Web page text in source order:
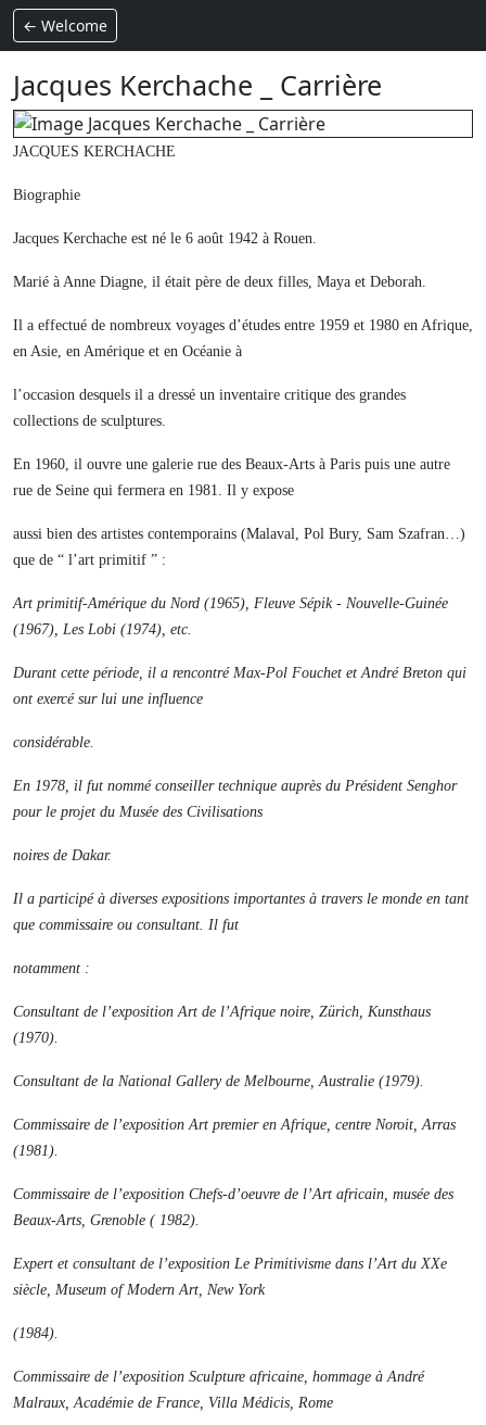
← Welcome
Jacques Kerchache _ Carrière
JACQUES KERCHACHE
Biographie
Jacques Kerchache est né le 6 août 1942 à Rouen.
Marié à Anne Diagne, il était père de deux filles, Maya et Deborah.
Il a effectué de nombreux voyages d’études entre 1959 et 1980 en Afrique,
en Asie, en Amérique et en Océanie à
l’occasion desquels il a dressé un inventaire critique des grandes
collections de sculptures.
En 1960, il ouvre une galerie rue des Beaux-Arts à Paris puis une autre
rue de Seine qui fermera en 1981. Il y expose
aussi bien des artistes contemporains (Malaval, Pol Bury, Sam Szafran…)
que de “ l’art primitif ” :
Art primitif-Amérique du Nord (1965), Fleuve Sépik - Nouvelle-Guinée
(1967), Les Lobi (1974), etc.
Durant cette période, il a rencontré Max-Pol Fouchet et André Breton qui
ont exercé sur lui une influence
considérable.
En 1978, il fut nommé conseiller technique auprès du Président Senghor
pour le projet du Musée des Civilisations
noires de Dakar.
Il a participé à diverses expositions importantes à travers le monde en tant
que commissaire ou consultant. Il fut
notamment :
Consultant de l’expositionArt de l’Afrique noire, Zürich, Kunsthaus
(1970).
Consultant de la National Gallery de Melbourne, Australie (1979).
Commissaire de l’expositionArt premier en Afrique, centre Noroit, Arras
(1981).
Commissaire de l’exposition Chefs-d’oeuvre de l’Art africain, musée des
Beaux-Arts, Grenoble ( 1982).
Expert et consultant de l’exposition Le Primitivisme dans l’Art du XXe
siècle, Museum of Modern Art, New York
(1984).
Commissaire de l’exposition Sculpture africaine, hommage à André
Malraux, Académie de France, Villa Médicis, Rome